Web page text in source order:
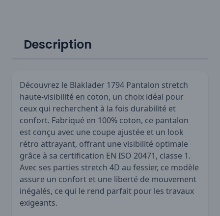
Description
Découvrez le Blaklader 1794 Pantalon stretch
haute-visibilité en coton, un choix idéal pour
ceux qui recherchent à la fois durabilité et
confort. Fabriqué en 100% coton, ce pantalon
est conçu avec une coupe ajustée et un look
rétro attrayant, offrant une visibilité optimale
grâce à sa certification EN ISO 20471, classe 1.
Avec ses parties stretch 4D au fessier, ce modèle
assure un confort et une liberté de mouvement
inégalés, ce qui le rend parfait pour les travaux
exigeants.